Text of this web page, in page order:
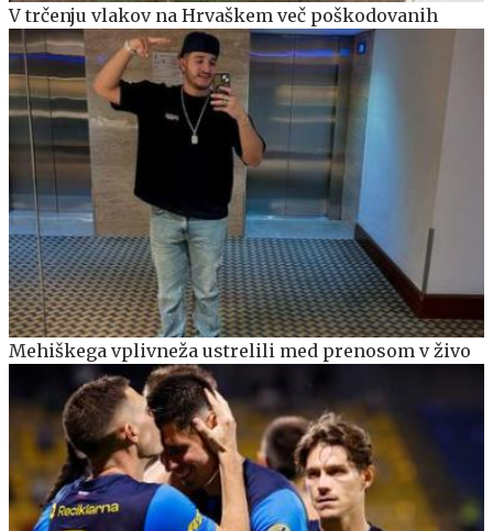
V trčenju vlakov na Hrvaškem več poškodovanih
Mehiškega vplivneža ustrelili med prenosom v živo